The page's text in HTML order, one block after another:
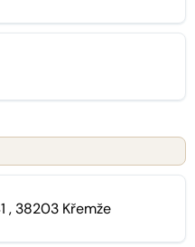
, 38203 Křemže